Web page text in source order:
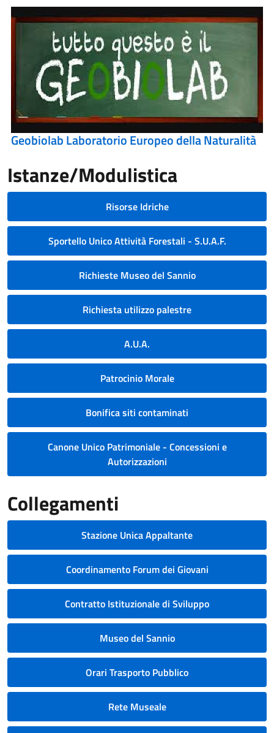
Geobiolab Laboratorio Europeo della Naturalità
Istanze/Modulistica
Risorse Idriche
Sportello Unico Attività Forestali - S.U.A.F.
Richieste Museo del Sannio
Richiesta utilizzo palestre
A.U.A.
Patrocinio Morale
Bonifica siti contaminati
Canone Unico Patrimoniale - Concessioni e
Autorizzazioni
Collegamenti
Stazione Unica Appaltante
Coordinamento Forum dei Giovani
Contratto Istituzionale di Sviluppo
Museo del Sannio
Orari Trasporto Pubblico
Rete Museale